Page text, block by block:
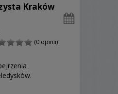
Kraków
(0 opinii)